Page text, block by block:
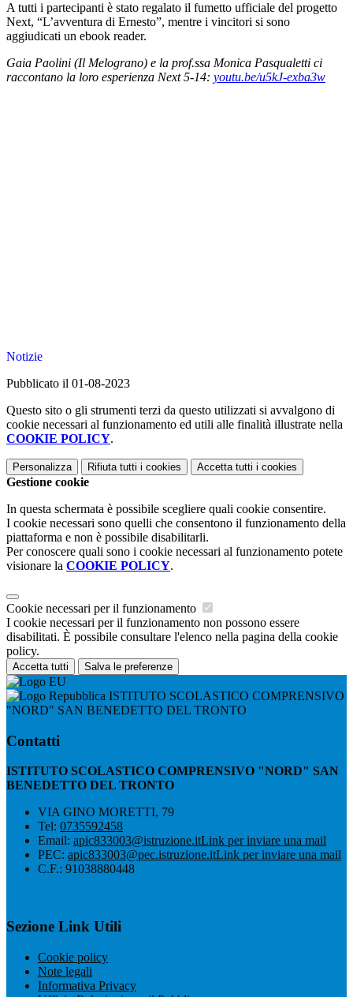
A tutti i partecipanti è stato regalato il fumetto ufficiale del progetto
Next, “L’avventura di Ernesto”, mentre i vincitori si sono
aggiudicati un ebook reader.
Gaia Paolini (Il Melograno) e la prof.ssa Monica Pasqualetti ci
raccontano la loro esperienza Next 5-14: youtu.be/u5kJ-exba3w
Notizie
Pubblicato il 01-08-2023
Questo sito o gli strumenti terzi da questo utilizzati si avvalgono di
cookie necessari al funzionamento ed utili alle finalità illustrate nella
COOKIE POLICY.
Personalizza Rifiuta tutti i cookies Accetta tutti i cookies
Gestione cookie
In questa schermata è possibile scegliere quali cookie consentire.
I cookie necessari sono quelli che consentono il funzionamento della
piattaforma e non è possibile disabilitarli.
Per conoscere quali sono i cookie necessari al funzionamento potete
visionare la COOKIE POLICY.
Cookie necessari per il funzionamento
I cookie necessari per il funzionamento non possono essere
disabilitati. È possibile consultare l'elenco nella pagina della cookie
policy.
Accetta tutti Salva le preferenze
ISTITUTO SCOLASTICO COMPRENSIVO
"NORD" SAN BENEDETTO DEL TRONTO
Contatti
ISTITUTO SCOLASTICO COMPRENSIVO "NORD" SAN
BENEDETTO DEL TRONTO
VIA GINO MORETTI, 79
Tel: 0735592458
Email: apic833003@istruzione.itLink per inviare una mail
PEC: apic833003@pec.istruzione.itLink per inviare una mail
C.F.: 91038880448
Sezione Link Utili
Cookie policy
Note legali
Informativa Privacy